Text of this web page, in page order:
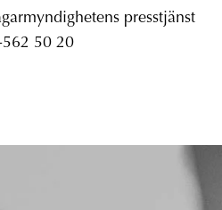
presstjänst
50 20